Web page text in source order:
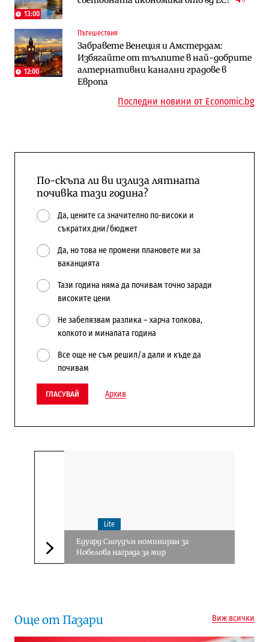
13:00
12:00
Пътешествия
Забравете Венеция и Амстердам:
Избягайте от тълпите в най-добрите
алтернативни канални градове в
Европа
АЕЦ „Козлодуй“ ще работи само още
няколко седмици, ако сушата продължи
Лекарствата за редки болести
попадат в капан на обществените
поръчки?
Последни новини от Economic.bg
По-скъпа ли ви излиза лятната
почивка тази година?
Да, цените са значително по-високи и
съкратих дни/бюджет
Да, но това не промени плановете ми за
ваканцията
Тази година няма да почивам точно заради
високите цени
Не забелязвам разлика – харча толкова,
колкото и миналата година
Все още не съм решил/а дали и къде да
почивам
ГЛАСУВАЙ Архив
Следваща новина
Lite
Едуард Сноудън номиниран за
Нобелова награда за мир
Още от Пазари Виж всички